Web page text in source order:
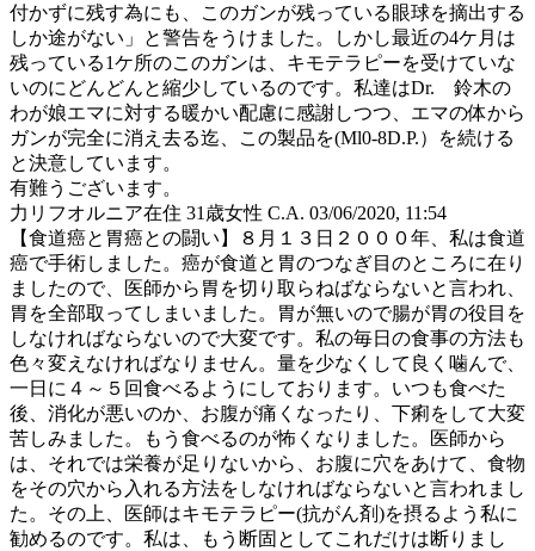
付かずに残す為にも、このガンが残っている眼球を摘出する
しか途がない」と警告をうけました。しかし最近の4ケ月は
残っている1ケ所のこのガンは、キモテラピーを受けていな
いのにどんどんと縮少しているのです。私達はDr. 鈴木の
わが娘エマに対する暖かい配慮に感謝しつつ、エマの体から
ガンが完全に消え去る迄、この製品を(Ml0-8D.P.）を続ける
と決意しています。
有難うございます。
力リフオルニア在住 31歳女性 C.A. 03/06/2020, 11:54
【食道癌と胃癌との闘い】８月１３日２０００年、私は食道
癌で手術しました。癌が食道と胃のつなぎ目のところに在り
ましたので、医師から胃を切り取らねばならないと言われ、
胃を全部取ってしまいました。胃が無いので腸が胃の役目を
しなければならないので大変です。私の毎日の食事の方法も
色々変えなければなりません。量を少なくして良く噛んで、
一日に４～５回食べるようにしております。いつも食べた
後、消化が悪いのか、お腹が痛くなったり、下痢をして大変
苦しみました。もう食べるのが怖くなりました。医師から
は、それでは栄養が足りないから、お腹に穴をあけて、食物
をその穴から入れる方法をしなければならないと言われまし
た。その上、医師はキモテラピー(抗がん剤)を摂るよう私に
勧めるのです。私は、もう断固としてこれだけは断りまし